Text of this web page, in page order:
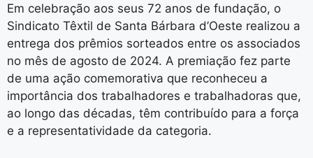
Em celebração aos seus 72 anos de fundação, o
Sindicato Têxtil de Santa Bárbara d’Oeste realizou a
entrega dos prêmios sorteados entre os associados
no mês de agosto de 2024. A premiação fez parte
de uma ação comemorativa que reconheceu a
importância dos trabalhadores e trabalhadoras que,
ao longo das décadas, têm contribuído para a força
e a representatividade da categoria.